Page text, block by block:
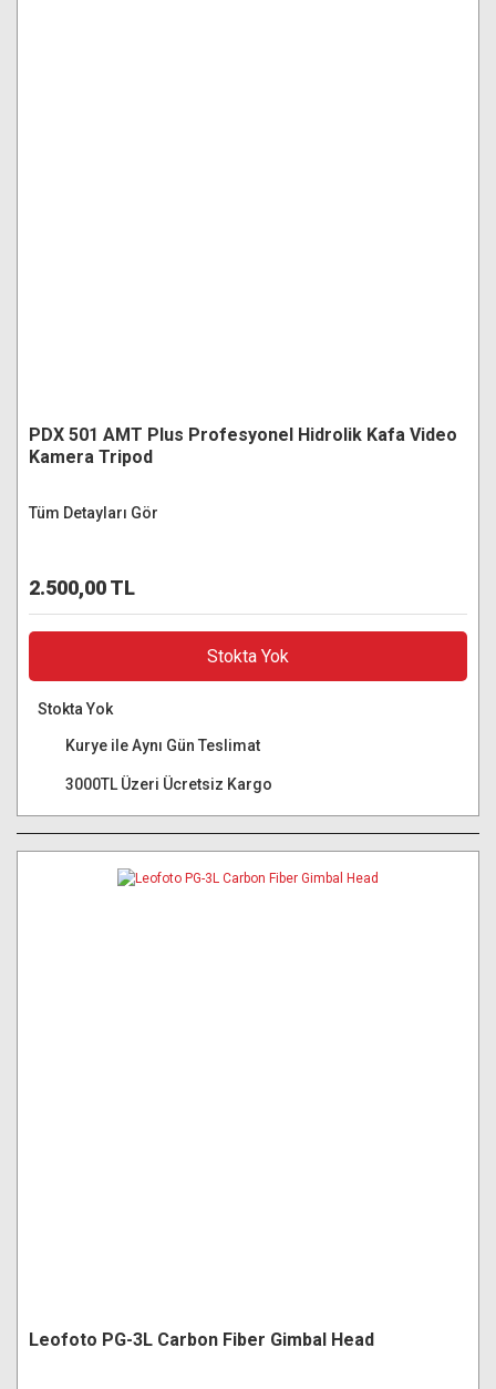
PDX 501 AMT Plus Profesyonel Hidrolik Kafa Video
Kamera Tripod
Tüm Detayları Gör
2.500,00 TL
Stokta Yok
Stokta Yok
Kurye ile Aynı Gün Teslimat
3000TL Üzeri Ücretsiz Kargo
Leofoto PG-3L Carbon Fiber Gimbal Head